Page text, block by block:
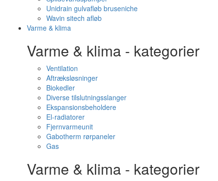
Unidrain gulvafløb bruseniche
Wavin sitech afløb
Varme & klima
Varme & klima - kategorier
Ventilation
Aftræksløsninger
Biokedler
Diverse tilslutningsslanger
Ekspansionsbeholdere
El-radiatorer
Fjernvarmeunit
Gabotherm rørpaneler
Gas
Varme & klima - kategorier